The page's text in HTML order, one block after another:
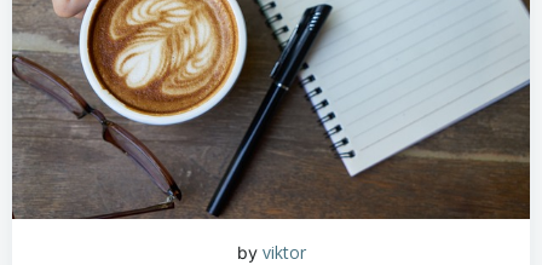
by viktor